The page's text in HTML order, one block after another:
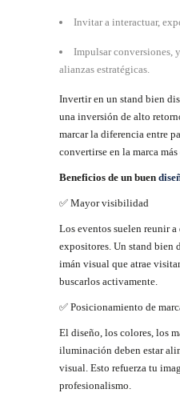
Invitar a interactuar,
Impulsar conversiones,
alianzas estratégicas.
Invertir en un stand bien
una inversión de alto
marcar la diferencia entre
convertirse en la marca
Beneficios de un buen
✅ Mayorvisibilidad
Los eventos suelen reunir a
expositores. Un stand bien
imán visual que atrae
buscarlos activamente.
✅ Posicionamiento de
El diseño, los colores, los
iluminación deben estar
visual. Esto refuerza tu
profesionalismo.